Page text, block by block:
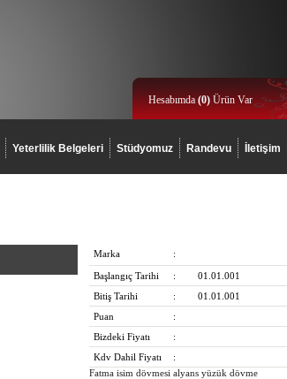
Hesabımda(0) Ürün Var
Yeterlilik Belgeleri Stüdyomuz Randevu İletişim
Marka :
Başlangıç Tarihi :
01.01.001
Bitiş Tarihi
:
01.01.001
Puan
:
Bizdeki Fiyatı
:
Kdv Dahil Fiyatı
:
Fatma isim dövmesi alyans yüzük dövme